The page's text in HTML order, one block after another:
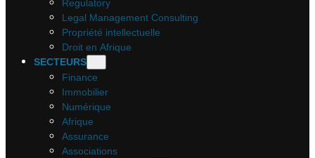
Legal Management Consulting
Propriété intellectuelle
Droit en Afrique
SECTEURS
Finance
Immobilier
Numérique
Afrique
Assurance
Associations